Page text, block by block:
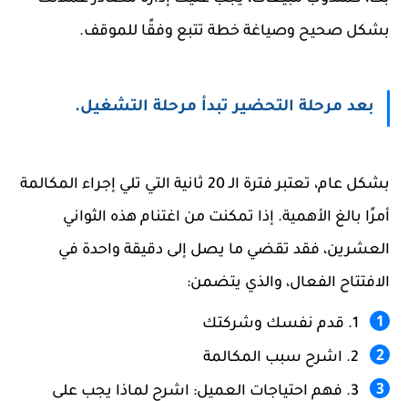
بشكل صحيح وصياغة خطة تتبع وفقًا للموقف.
بعد مرحلة التحضير تبدأ مرحلة التشغيل.
بشكل عام، تعتبر فترة الـ 20 ثانية التي تلي إجراء المكالمة
أمرًا بالغ الأهمية. إذا تمكنت من اغتنام هذه الثواني
العشرين، فقد تقضي ما يصل إلى دقيقة واحدة في
الافتتاح الفعال، والذي يتضمن:
قدم نفسك وشركتك
اشرح سبب المكالمة
فهم احتياجات العميل: اشرح لماذا يجب على